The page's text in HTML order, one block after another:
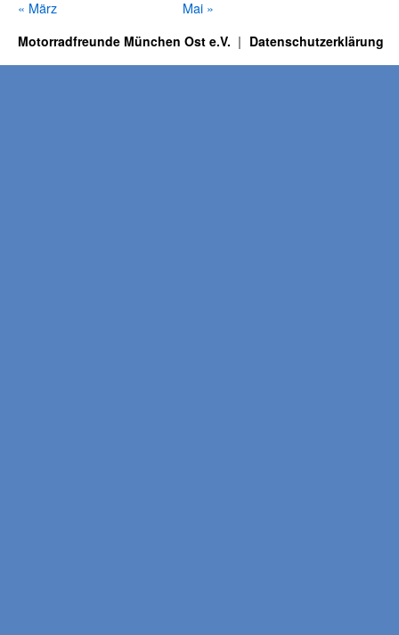
« März Mai »
Motorradfreunde München Ost e.V. Datenschutzerklärung